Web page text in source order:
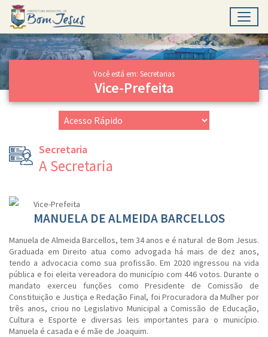
Ir para conteúdo principal
Conteúdo Principal
Você está em: Secretarias
Vice-Prefeita
Secretaria
A Secretaria
Vice-Prefeita
MANUELA DE ALMEIDA BARCELLOS
Manuela de Almeida Barcellos, tem 34 anos e é natural de Bom Jesus.
Graduada em Direito atua como advogada há mais de dez anos,
tendo a advocacia como sua profissão. Em 2020 ingressou na vida
pública e foi eleita vereadora do município com 446 votos. Durante o
mandato exerceu funções como Presidente de Comissão de
Constituição e Justiça e Redação Final, foi Procuradora da Mulher por
três anos, criou no Legislativo Municipal a Comissão de Educação,
Cultura e Esporte e diversas leis importantes para o município.
Manuela é casada e é mãe de Joaquim.